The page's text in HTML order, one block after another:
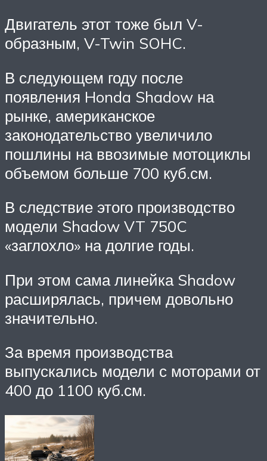
Двигатель этот тоже был V-
образным, V-Twin SOHC.
В следующем году после
появления Honda Shadow на
рынке, американское
законодательство увеличило
пошлины на ввозимые мотоциклы
объемом больше 700 куб.см.
В следствие этого производство
модели Shadow VT 750C
«заглохло» на долгие годы.
При этом сама линейка Shadow
расширялась, причем довольно
значительно.
За время производства
выпускались модели с моторами от
400 до 1100 куб.см.